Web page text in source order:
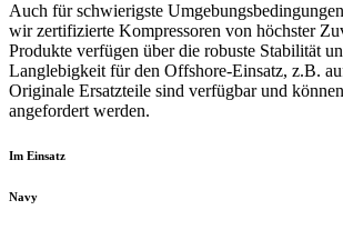
Auch für schwierigste
wir zertifizierte Kompressoren von höchster
Produkte verfügen über die robuste Stabilität
Langlebigkeit für den Offshore-Einsatz, z.B.
Originale Ersatzteile sind verfügbar und
angefordert werden.
Im Einsatz
Navy